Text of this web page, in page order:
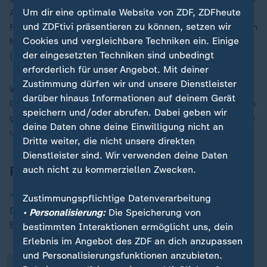
Abschlussbericht vorgestellt wird. "Weil wir diese
Fragen klären müssen, sie aber in diesem Papier keinen
Niederschlag gefunden haben", sagtNina Warken
(CDU).
Warken bleibt vage wie das Papier. Im "Wege eines
Gesamtkompromisses" habe man jetzt Formulierungen
gefunden, "wo Fragen adressiert sind". Journalistinnen
und Journalisten bleiben ratlos zurück.
Pflegerat kritisiert Arbeitsgruppe
"Das Papier ist ein Witz", sagt Christine Vogler vom
Deutschen Pflegerat. Sie ist die Stimme der
Berufsgruppe der Pflegenden in Deutschland.
„
Um dir eine optimale Website von ZDF, ZDFheute
und ZDFtivi präsentieren zu können, setzen wir
Cookies und vergleichbare Techniken ein. Einige
der eingesetzten Techniken sind unbedingt
erforderlich für unser Angebot. Mit deiner
Zustimmung dürfen wir und unsere Dienstleister
darüber hinaus Informationen auf deinem Gerät
speichern und/oder abrufen. Dabei geben wir
deine Daten ohne deine Einwilligung nicht an
Dritte weiter, die nicht unsere direkten
Dienstleister sind. Wir verwenden deine Daten
auch nicht zu kommerziellen Zwecken.
Zustimmungspflichtige Datenverarbeitung
• Personalisierung:Die Speicherung von
bestimmten Interaktionen ermöglicht uns, dein
Erlebnis im Angebot des ZDF an dich anzupassen
und Personalisierungsfunktionen anzubieten.